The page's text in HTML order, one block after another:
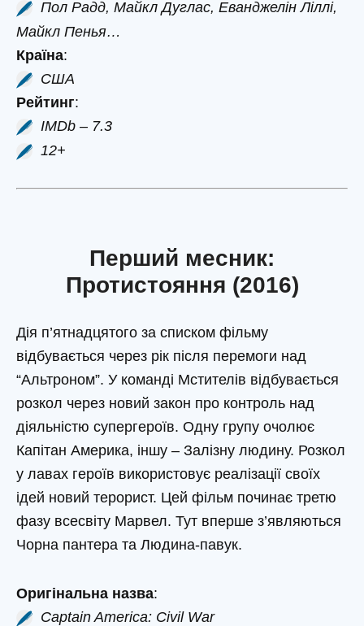
Пол Радд, Майкл Дуглас, Еванджелін Ліллі,
Майкл Пенья…
Країна:
США
Рейтинг:
IMDb – 7.3
12+
Перший месник:
Протистояння (2016)
Дія п’ятнадцятого за списком фільму
відбувається через рік після перемоги над
“Альтроном”. У команді Мстителів відбувається
розкол через новий закон про контроль над
діяльністю супергероїв. Одну групу очолює
Капітан Америка, іншу – Залізну людину. Розкол
у лавах героїв використовує реалізації своїх
ідей новий терорист. Цей фільм починає третю
фазу всесвіту Марвел. Тут вперше з’являються
Чорна пантера та Людина-павук.
Оригінальна назва:
Captain America: Civil War